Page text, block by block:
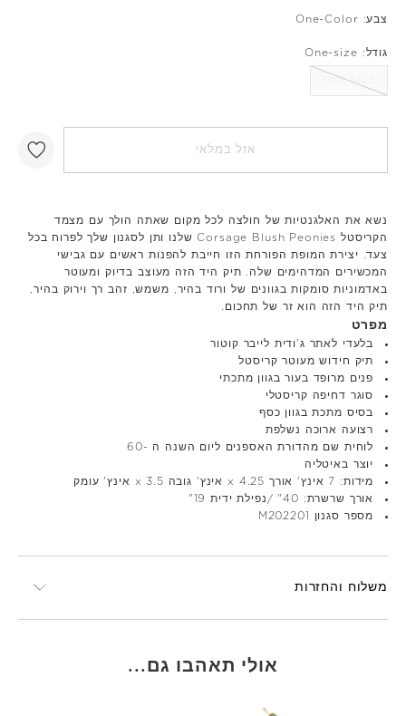
צבע: One-Color
גודל: One-size
ONE-SIZE
אזל במלאי
נשא את האלגנטיות של חולצה לכל מקום שאתה הולך עם מצמד
הקריסטל Corsage Blush Peonies שלנו ותן לסגנון שלך לפרוח בכל
צעד. יצירת המופת הפורחת הזו חייבת להפנות ראשים עם גבישי
המכשירים המדהימים שלה. תיק היד הזה מעוצב בדיוק ומעוטר
באדמוניות סומקות בגוונים של ורוד בהיר, משמש, זהב רך וירוק בהיר,
תיק היד הזה הוא זר של תחכום.
מפרט
בלעדי לאתר ג'ודית לייבר קוטור
תיק חידוש מעוטר קריסטל
פנים מרופד בעור בגוון מתכתי
סוגר דחיפה קריסטלי
בסיס מתכת בגוון כסף
רצועה ארוכה נשלפת
לוחית שם מהדורת האספנים ליום השנה ה -60
יוצר באיטליה
מידות: 7 אינץ' אורך x 4.25 אינץ' גובה x 3.5 אינץ' עומק
אורך שרשרת: 40" /נפילת ידית 19"
מספר סגנון M202201
משלוח והחזרות
אולי תאהבו גם...